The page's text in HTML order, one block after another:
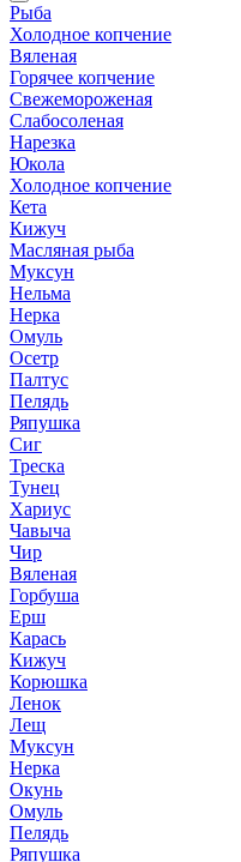
Рыба
Холодное копчение
Вяленая
Горячее копчение
Свежемороженая
Слабосоленая
Нарезка
Юкола
Холодное копчение
Кета
Кижуч
Масляная рыба
Муксун
Нельма
Нерка
Омуль
Осетр
Палтус
Пелядь
Ряпушка
Сиг
Треска
Тунец
Хариус
Чавыча
Чир
Вяленая
Горбуша
Ерш
Карась
Кижуч
Корюшка
Ленок
Лещ
Муксун
Нерка
Окунь
Омуль
Пелядь
Ряпушка